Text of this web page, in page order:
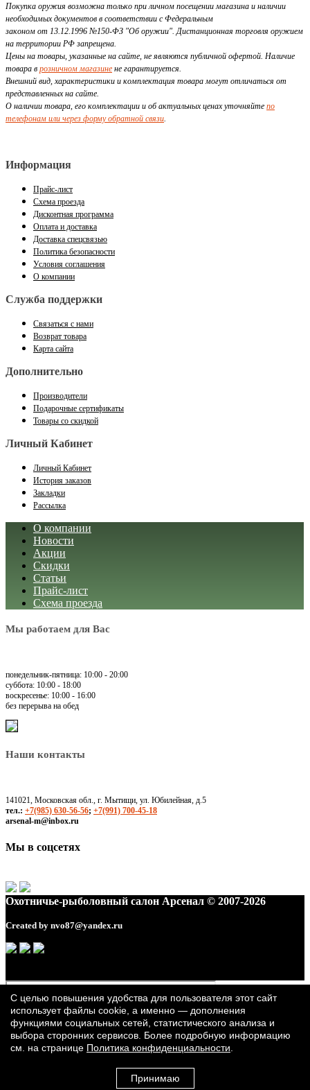
Покупка оружия возможна только при личном посещении магазина и наличии
необходимых документов в соответствии с Федеральным
законом от 13.12.1996 №150-ФЗ "Об оружии". Дистанционная торговля оружием
на территории РФ запрещена.
Цены на товары, указанные на сайте, не являются публичной офертой. Наличие
товара в розничном магазине не гарантируется.
Внешний вид, характеристики и комплектация товара могут отличаться от
представленных на сайте.
О наличии товара, его комплектации и об актуальных ценах уточняйте по
телефонам или через форму обратной связи.
Информация
Прайс-лист
Схема проезда
Дисконтная программа
Оплата и доставка
Доставка спецсвязью
Политика безопасности
Условия соглашения
О компании
Служба поддержки
Связаться с нами
Возврат товара
Карта сайта
Дополнительно
Производители
Подарочные сертификаты
Товары со скидкой
Личный Кабинет
Личный Кабинет
История заказов
Закладки
Рассылка
О компании
Новости
Акции
Скидки
Статьи
Прайс-лист
Схема проезда
Мы работаем для Вас
понедельник-пятница: 10:00 - 20:00
суббота: 10:00 - 18:00
воскресенье: 10:00 - 16:00
без перерыва на обед
Наши контакты
141021, Московская обл., г. Мытищи, ул. Юбилейная, д.5
тел.: +7(985) 630-56-56; +7(991) 700-45-18
arsenal-m@inbox.ru
Мы в соцсетях
Охотничье-рыболовный салон Арсенал © 2007-2026
Created by nvo87@yandex.ru
С целью повышения удобства для пользователя этот сайт
использует файлы cookie, а именно — дополнения
функциями социальных сетей, статистического анализа и
выбора сторонних сервисов. Более подробную информацию
см. на странице Политика конфиденциальности
Принимаю